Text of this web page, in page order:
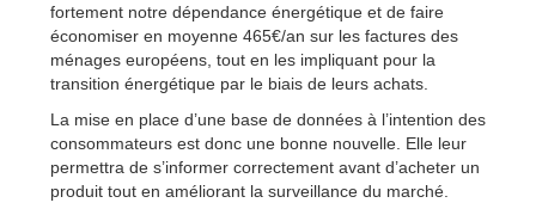
fortement notre dépendance énergétique et de faire
économiser en moyenne 465€/an sur les factures des
ménages européens, tout en les impliquant pour la
transition énergétique par le biais de leurs achats.
La mise en place d’une base de données à l’intention des
consommateurs est donc une bonne nouvelle. Elle leur
permettra de s’informer correctement avant d’acheter un
produit tout en améliorant la surveillance du marché.